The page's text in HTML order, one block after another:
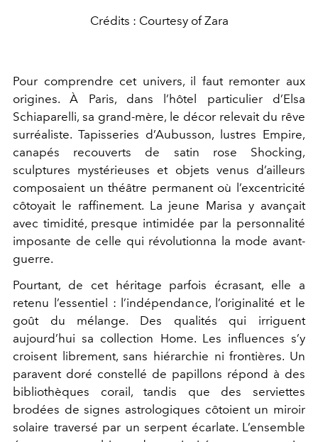
Crédits : Courtesy of Zara
Pour comprendre cet univers, il faut remonter aux
origines. À Paris, dans l’hôtel particulier d’Elsa
Schiaparelli, sa grand-mère, le décor relevait du rêve
surréaliste. Tapisseries d’Aubusson, lustres Empire,
canapés recouverts de satin rose Shocking,
sculptures mystérieuses et objets venus d’ailleurs
composaient un théâtre permanent où l’excentricité
côtoyait le raffinement. La jeune Marisa y avançait
avec timidité, presque intimidée par la personnalité
imposante de celle qui révolutionna la mode avant-
guerre.
Pourtant, de cet héritage parfois écrasant, elle a
retenu l’essentiel : l’indépendance, l’originalité et le
goût du mélange. Des qualités qui irriguent
aujourd’hui sa collection Home. Les influences s’y
croisent librement, sans hiérarchie ni frontières. Un
paravent doré constellé de papillons répond à des
bibliothèques corail, tandis que des serviettes
brodées de signes astrologiques côtoient un miroir
solaire traversé par un serpent écarlate. L’ensemble